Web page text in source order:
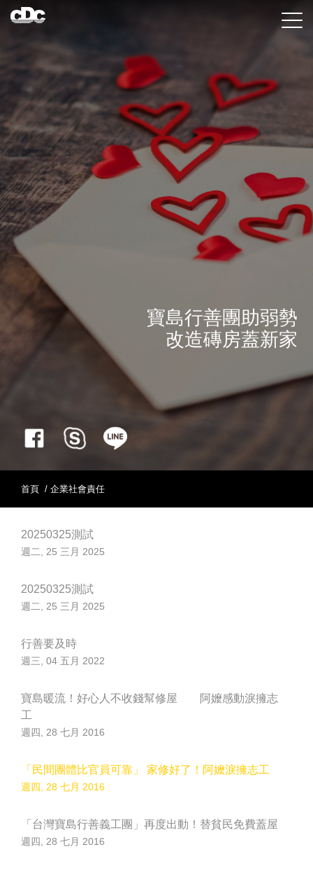
寶島行善團助弱勢
改造磚房蓋新家
首頁 / 企業社會責任
20250325測試
週二, 25 三月 2025
20250325測試
週二, 25 三月 2025
行善要及時
週三, 04 五月 2022
寶島暖流！好心人不收錢幫修屋 阿嬤感動淚擁志
工
週四, 28 七月 2016
「民間團體比官員可靠」 家修好了！阿嬤淚擁志工
週四, 28 七月 2016
「台灣寶島行善義工團」再度出動！替貧民免費蓋屋
週四, 28 七月 2016